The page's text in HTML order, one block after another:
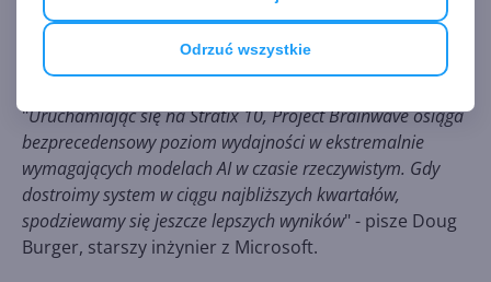
Odrzuć wszystkie
FPGA w architekturze 14 nm. System działał z
wydajnością
39,5 teraflopów
, wykonując ponad 130
tysięcy operacji obliczeniowych na cykl. Każde żądanie
"Uruchamiając się na Stratix 10, Project Brainwave osiąga
bezprecedensowy poziom wydajności w ekstremalnie
wymagających modelach AI w czasie rzeczywistym. Gdy
dostroimy system w ciągu najbliższych kwartałów,
spodziewamy się jeszcze lepszych wyników" - pisze Doug
Burger, starszy inżynier z Microsoft.